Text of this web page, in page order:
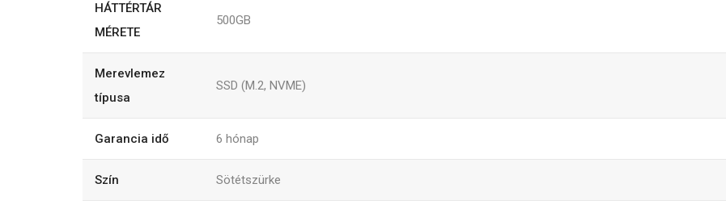
HÁTTÉRTÁR
MÉRETE
500GB
Merevlemez
típusa
SSD (M.2, NVME)
Garancia idő 6 hónap
Szín Sötétszürke